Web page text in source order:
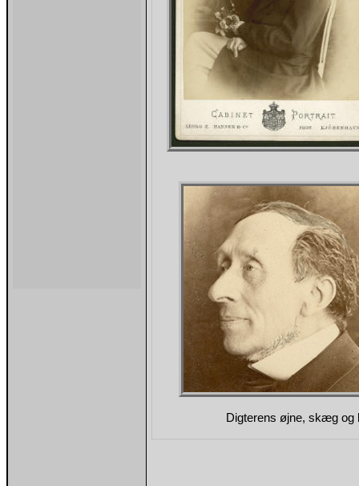
Digterens øjne, skæg og